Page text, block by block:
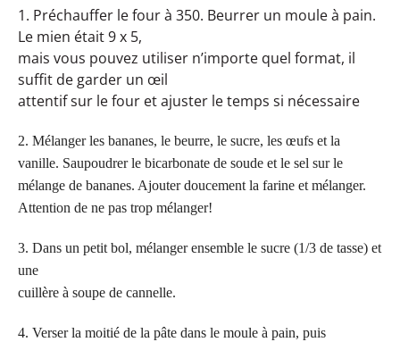
1. Préchauffer le four à 350. Beurrer un moule à pain.
Le mien était 9 x 5,
mais vous pouvez utiliser n’importe quel format, il
suffit de garder un œil
attentif sur le four et ajuster le temps si nécessaire
2. Mélanger les bananes, le beurre, le sucre, les œufs et la
vanille. Saupoudrer le bicarbonate de soude et le sel sur le
mélange de bananes. Ajouter doucement la farine et mélanger.
Attention de ne pas trop mélanger!
3. Dans un petit bol, mélanger ensemble le sucre (1/3 de tasse) et
une
cuillère à soupe de cannelle.
4. Verser la moitié de la pâte dans le moule à pain, puis